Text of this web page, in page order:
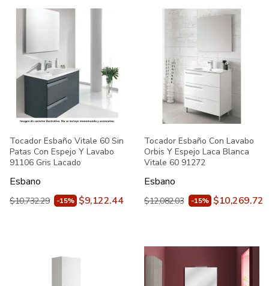
Tocador Esbaño Vitale 60 Sin
Patas Con Espejo Y Lavabo
91106 Gris Lacado
Esbano
$10,732.29 -15% $9,122.44
Tocador Esbaño Con Lavabo
Orbis Y Espejo Laca Blanca
Vitale 60 91272
Esbano
$12,082.03 -15% $10,269.72